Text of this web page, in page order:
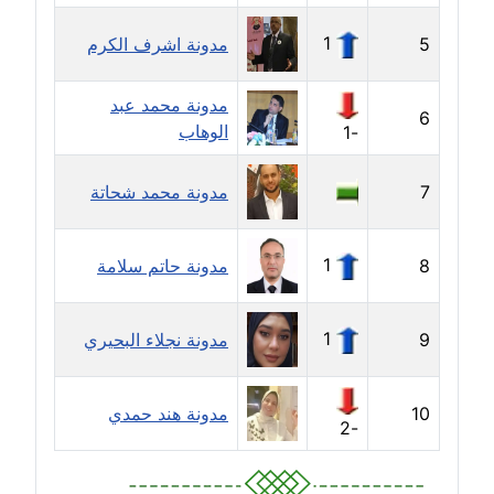
عاملة
مدونة رفعت عراقي
عاملة
مدونة رهام معلا
مدونة ريهام الخميسي
مدونة زينات مطاوع
عاملة
مدونة زينب ابو الفضل
عاملة
5
1 مدونة اشرف الكرم
6
-1
مدونة محمد عبد
الوهاب
7 مدونة محمد شحاتة
8
1 مدونة حاتم سلامة
9
1 مدونة نجلاء البحيري
10
-2
مدونة هند حمدي